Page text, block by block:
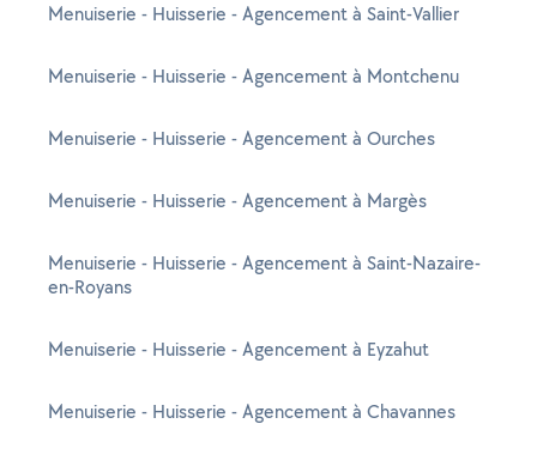
Menuiserie - Huisserie - Agencement à Saint-Vallier
Menuiserie - Huisserie - Agencement à Montchenu
Menuiserie - Huisserie - Agencement à Ourches
Menuiserie - Huisserie - Agencement à Margès
Menuiserie - Huisserie - Agencement à Saint-Nazaire-
en-Royans
Menuiserie - Huisserie - Agencement à Eyzahut
Menuiserie - Huisserie - Agencement à Chavannes